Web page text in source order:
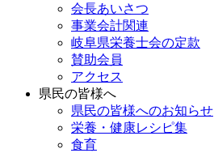
会長あいさつ
事業会計関連
岐阜県栄養士会の定款
賛助会員
アクセス
県民の皆様へ
県民の皆様へのお知らせ
栄養・健康レシピ集
食育